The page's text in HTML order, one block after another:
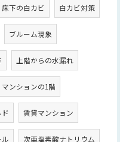
床下の白カビ 白カビ対策
ブルーム現象
上階からの水漏れ
マンションの1階
賃貸マンション
次亜塩素酸ナトリウム